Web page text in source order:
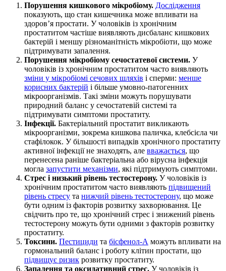
Порушення кишкового мікробіому. Дослідження
показують, що стан кишечника може впливати на
здоров’я простати. У чоловіків із хронічним
простатитом частіше виявляють дисбаланс кишкових
бактерій і меншу різноманітність мікробіоти, що може
підтримувати запалення.
Порушення мікробіому сечостатевої системи. У
чоловіків із хронічним простатитом часто виявляють
зміни у мікробіомі сечових шляхів і сперми: менше
корисних бактерій і більше умовно-патогенних
мікроорганізмів. Такі зміни можуть порушувати
природний баланс у сечостатевій системі та
підтримувати симптоми простатиту.
Інфекції. Бактеріальний простатит викликають
мікроорганізми, зокрема кишкова паличка, клебсієла чи
стафілокок. У більшості випадків хронічного простатиту
активної інфекції не знаходять, але вважається, що
перенесена раніше бактеріальна або вірусна інфекція
могла запустити механізми, які підтримують симптоми.
Стрес і низький рівень тестостерону. У чоловіків із
хронічним простатитом часто виявляють підвищений
рівень стресу та нижчий рівень тестостерону, що може
бути одним із факторів розвитку захворювання. Це
свідчить про те, що хронічний стрес і знижений рівень
тестостерону можуть бути одними з факторів розвитку
простатиту.
Токсини. Пестициди та бісфенол-А можуть впливати на
гормональний баланс і роботу клітин простати, що
підвищує ризик розвитку простатиту.
Запалення та оксидативний стрес. У чоловіків із